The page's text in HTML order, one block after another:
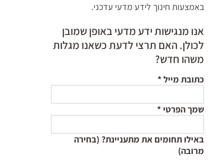
באמצעות חינוך לידע מדעי עדכני.
אנו מנגישות ידע מדעי באופן שמובן
לכולן. האם תרצי לדעת כשאנו מגלות
משהו חדש?
כתובת מייל*
שמך הפרטי *
באילו תחומים את מתעניינת? (בחירה
מרובה)